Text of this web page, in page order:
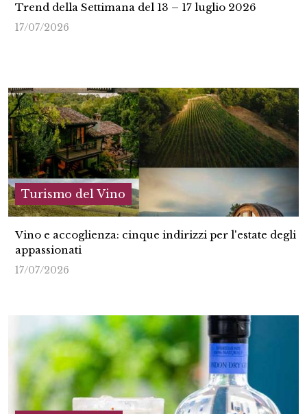
Trend della Settimana del 13 – 17 luglio 2026
17/07/2026
Turismo del Vino
Vino e accoglienza: cinque indirizzi per l'estate degli
appassionati
17/07/2026